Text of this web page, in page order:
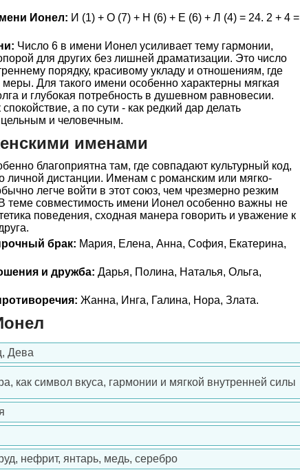
Ионел: И (1) + О (7) + Н (6) + Е (6) + Л (4) = 24. 2 + 4 =
Число 6 в имени Ионел усиливает тему гармонии,
для других без лишней драматизации. Это число
порядку, красивому укладу и отношениям, где
меры. Для такого имени особенно характерны мягкая
и глубокая потребность в душевном равновесии.
а по сути - как редкий дар делать
цельным и человечным.
именами
благоприятна там, где совпадают культурный код,
личной дистанции. Именам с романским или мягко-
легче войти в этот союз, чем чрезмерно резким
совместимость имени Ионел особенно важны не
поведения, сходная манера говорить и уважение к
брак: Мария, Елена, Анна, София, Екатерина,
и дружба: Дарья, Полина, Наталья, Ольга,
Жанна, Инга, Галина, Нора, Злата.
Дева
как символ вкуса, гармонии и мягкой внутренней силы
нефрит, янтарь, медь, серебро